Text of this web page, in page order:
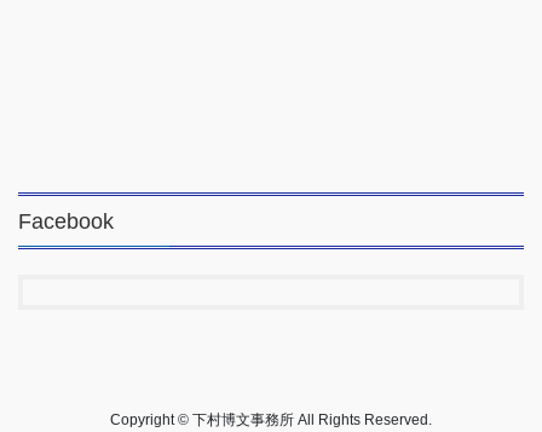
Facebook
Copyright © 下村博文事務所 All Rights Reserved.